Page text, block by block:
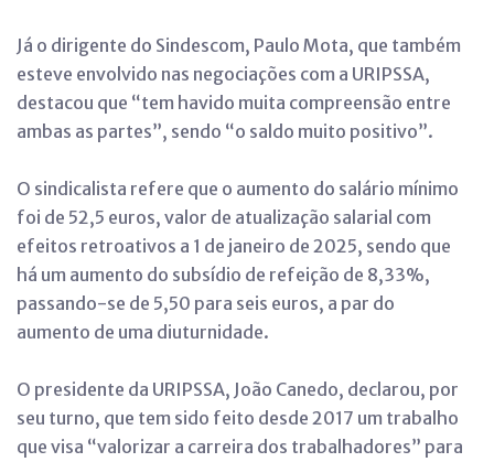
Já o dirigente do Sindescom, Paulo Mota, que também
esteve envolvido nas negociações com a URIPSSA,
destacou que “tem havido muita compreensão entre
ambas as partes”, sendo “o saldo muito positivo”.
O sindicalista refere que o aumento do salário mínimo
foi de 52,5 euros, valor de atualização salarial com
efeitos retroativos a 1 de janeiro de 2025, sendo que
há um aumento do subsídio de refeição de 8,33%,
passando-se de 5,50 para seis euros, a par do
aumento de uma diuturnidade.
O presidente da URIPSSA, João Canedo, declarou, por
seu turno, que tem sido feito desde 2017 um trabalho
que visa “valorizar a carreira dos trabalhadores” para